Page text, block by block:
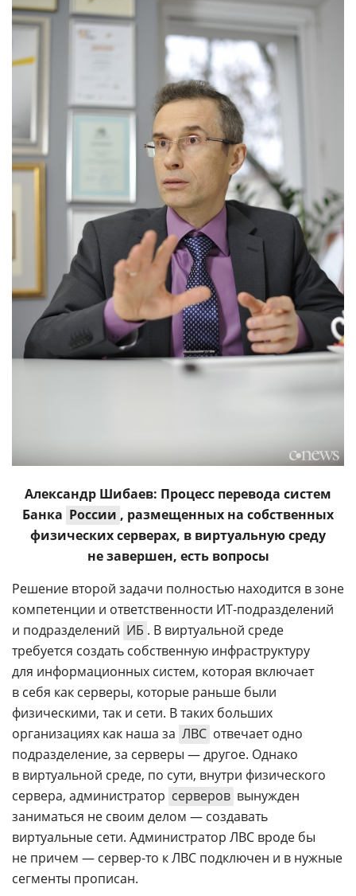
Александр Шибаев: Процесс перевода систем
Банка России , размещенных на собственных
физических серверах, в виртуальную среду
не завершен, есть вопросы
Решение второй задачи полностью находится в зоне
компетенции и ответственности ИТ-подразделений
и подразделений ИБ . В виртуальной среде
требуется создать собственную инфраструктуру
для информационных систем, которая включает
в себя как серверы, которые раньше были
физическими, так и сети. В таких больших
организациях как наша за ЛВС отвечает одно
подразделение, за серверы — другое. Однако
в виртуальной среде, по сути, внутри физического
сервера, администратор серверов вынужден
заниматься не своим делом — создавать
виртуальные сети. Администратор ЛВС вроде бы
не причем — сервер-то к ЛВС подключен и в нужные
сегменты прописан.